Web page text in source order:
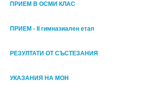
ПРИЕМ В ОСМИ КЛАС
ПРИЕМ - II гимназиален етап
РЕЗУЛТАТИ ОТ СЪСТЕЗАНИЯ
УКАЗАНИЯ НА МОН